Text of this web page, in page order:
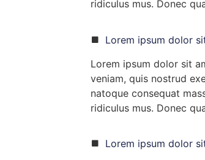
ridiculus mus. Donec
Lorem ipsum dolor
Lorem ipsum dolor sit
veniam, quis nostrud
natoque consequat
ridiculus mus. Donec
Lorem ipsum dolor